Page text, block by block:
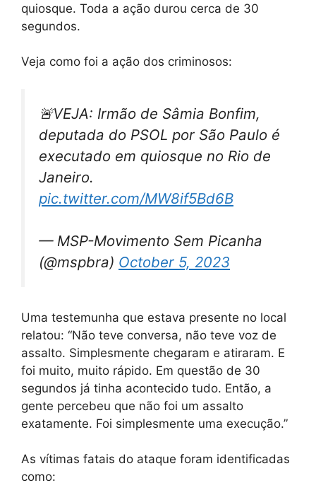
quiosque. Toda a ação durou cerca de 30
segundos.
Veja como foi a ação dos criminosos:
🚨VEJA: Irmão de Sâmia Bonfim,
deputada do PSOL por São Paulo é
executado em quiosque no Rio de
Janeiro.
pic.twitter.com/MW8if5Bd6B
— MSP-Movimento Sem Picanha
(@mspbra) October 5, 2023
Uma testemunha que estava presente no local
relatou: “Não teve conversa, não teve voz de
assalto. Simplesmente chegaram e atiraram. E
foi muito, muito rápido. Em questão de 30
segundos já tinha acontecido tudo. Então, a
gente percebeu que não foi um assalto
exatamente. Foi simplesmente uma execução.”
As vítimas fatais do ataque foram identificadas
como: